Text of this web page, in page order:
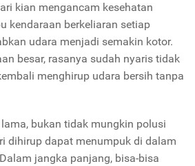
kian mengancam kesehatan
kendaraan berkeliaran setiap
udara menjadi semakin kotor.
besar, rasanya sudah nyaris tidak
menghirup udara bersih tanpa
bukan tidak mungkin polusi
dihirup dapat menumpuk di dalam
jangka panjang, bisa-bisa